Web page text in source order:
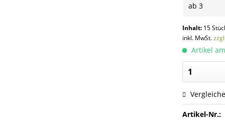
ab3
Inhalt: 15
inkl. MwSt.
Artikel
Artikel-Nr.: